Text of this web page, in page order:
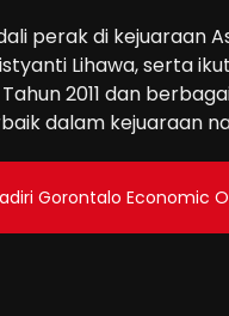
perak di kejuaraan
Lihawa, serta
2011 dan
dalam kejuaraan
Gorontalo Economic